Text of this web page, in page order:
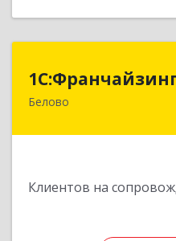
Белово
Клиентов на